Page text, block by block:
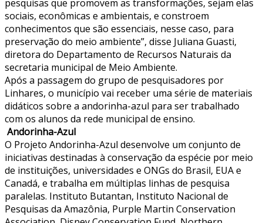
pesquisas que promovem as transformações, sejam elas
sociais, econômicas e ambientais, e constroem
conhecimentos que são essenciais, nesse caso, para
preservação do meio ambiente”, disse Juliana Guasti,
diretora do Departamento de Recursos Naturais da
secretaria municipal de Meio Ambiente.
Após a passagem do grupo de pesquisadores por
Linhares, o município vai receber uma série de materiais
didáticos sobre a andorinha-azul para ser trabalhado
com os alunos da rede municipal de ensino.
Andorinha-Azul
O Projeto Andorinha-Azul desenvolve um conjunto de
iniciativas destinadas à conservação da espécie por meio
de instituições, universidades e ONGs do Brasil, EUA e
Canadá, e trabalha em múltiplas linhas de pesquisa
paralelas. Instituto Butantan, Instituto Nacional de
Pesquisas da Amazônia, Purple Martin Conservation